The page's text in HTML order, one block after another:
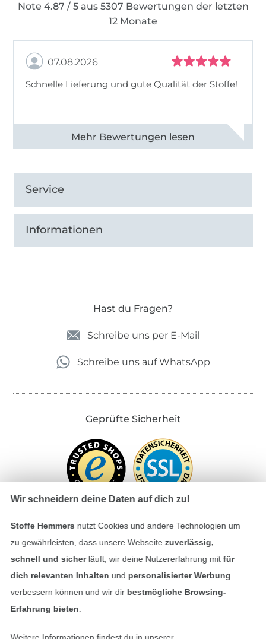
Note 4.87 / 5 aus 5307 Bewertungen der letzten
12 Monate
07.08.2026
Schnelle Lieferung und gute Qualität der Stoffe!
Alle 82968 Bewertungen ansehen
Service
Informationen
Hast du Fragen?
Schreibe uns per E-Mail
Schreibe uns auf WhatsApp
Geprüfte Sicherheit
Bezahlen mit
Wir schneidern deine Daten auf dich zu!
Stoffe Hemmers nutzt Cookies und andere Technologien um
zu gewährleisten, dass unsere Webseite zuverlässig,
schnell und sicherläuft; wir deine Nutzererfahrung mitfür
dich relevanten Inhalten und personalisierter Werbung
verbessern können und wir dir bestmögliche Browsing-
Erfahrung bieten